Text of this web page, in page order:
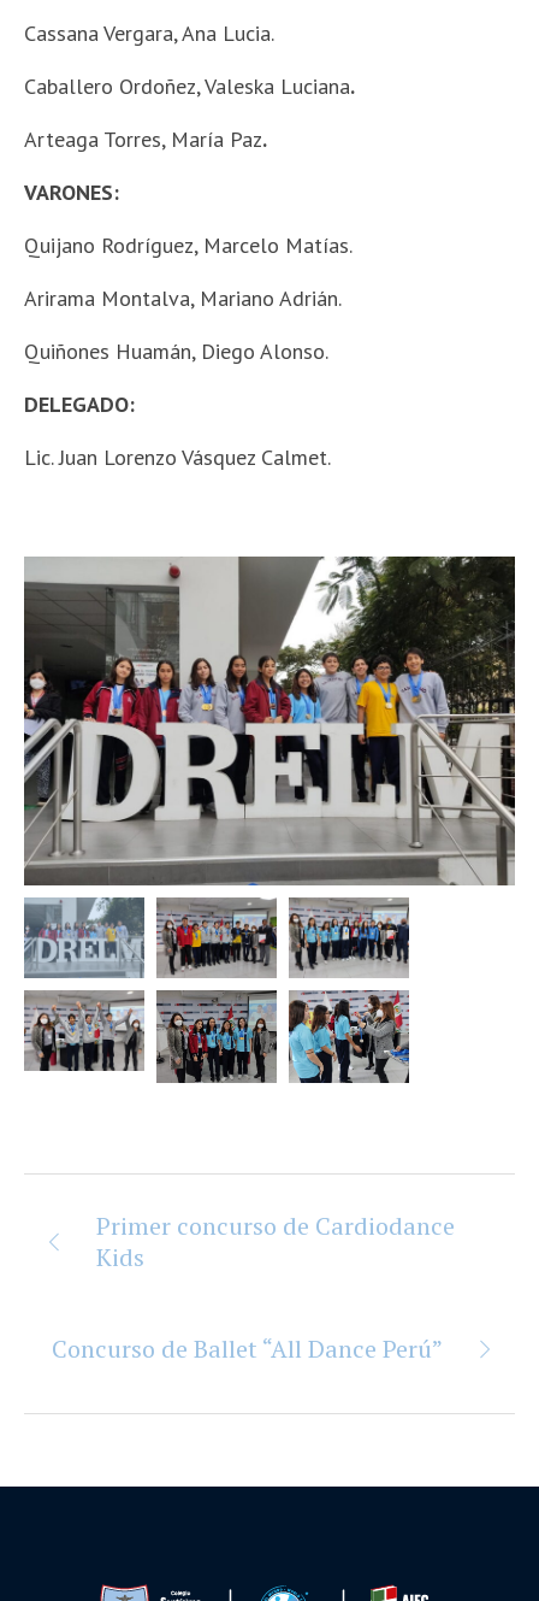
Cassana Vergara, Ana Lucia.
Caballero Ordoñez, Valeska Luciana.
Arteaga Torres, María Paz.
VARONES:
Quijano Rodríguez, Marcelo Matías.
Arirama Montalva, Mariano Adrián.
Quiñones Huamán, Diego Alonso.
DELEGADO:
Lic. Juan Lorenzo Vásquez Calmet.
Primer concurso de Cardiodance
Kids
Concurso de Ballet “All Dance Perú”